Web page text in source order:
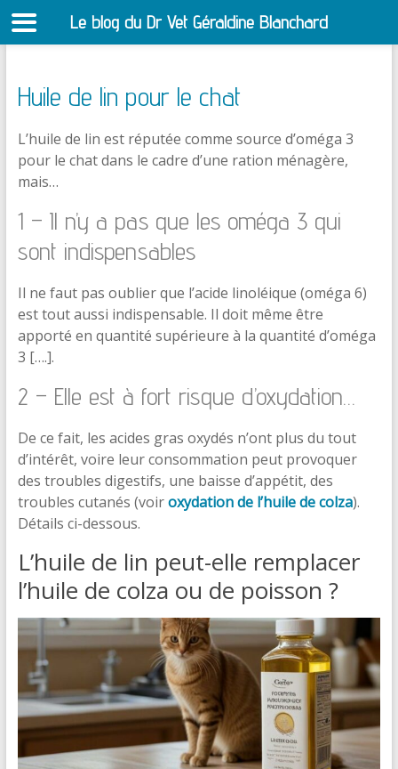
Huile de lin pour le chat
L’huile de lin est réputée comme source d’oméga 3
pour le chat dans le cadre d’une ration ménagère,
mais…
1 – Il n’y a pas que les oméga 3 qui
sont indispensables
Il ne faut pas oublier que l’acide linoléique (oméga 6)
est tout aussi indispensable. Il doit même être
apporté en quantité supérieure à la quantité d’oméga
3 [….].
2 – Elle est à fort risque d’oxydation…
De ce fait, les acides gras oxydés n’ont plus du tout
d’intérêt, voire leur consommation peut provoquer
des troubles digestifs, une baisse d’appétit, des
troubles cutanés (voiroxydation de l’huile de colza).
Détails ci-dessous.
L’huile de lin peut-elle remplacer
l’huile de colza ou de poisson ?
Le blog du Dr Vet Géraldine Blanchard